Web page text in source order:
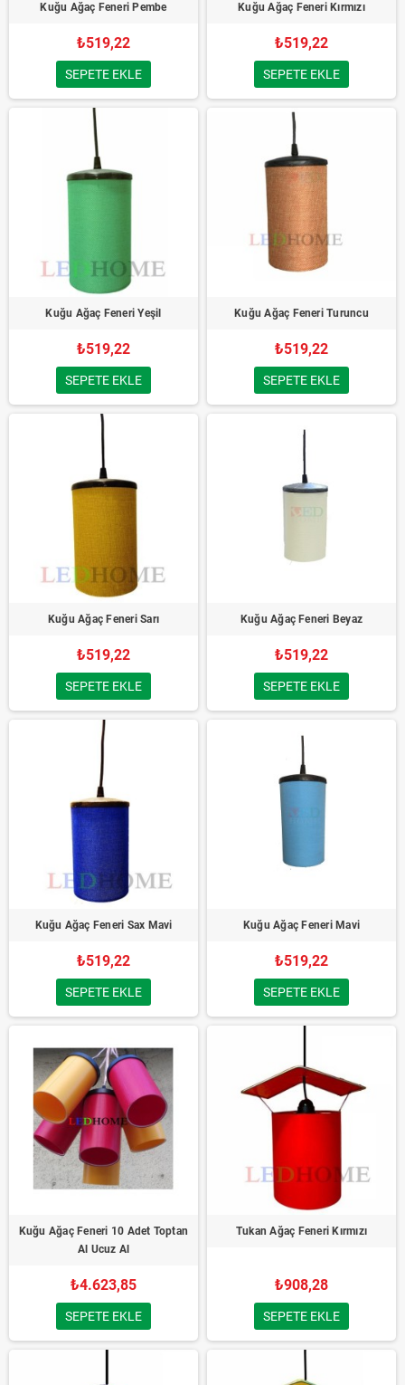
Kuğu Ağaç Feneri Pembe
₺519,22
SEPETE EKLE
Kuğu Ağaç Feneri Kırmızı
₺519,22
SEPETE EKLE
Kuğu Ağaç Feneri Yeşil
₺519,22
SEPETE EKLE
Kuğu Ağaç Feneri Turuncu
₺519,22
SEPETE EKLE
Kuğu Ağaç Feneri Sarı
₺519,22
SEPETE EKLE
Kuğu Ağaç Feneri Beyaz
₺519,22
SEPETE EKLE
Kuğu Ağaç Feneri Sax Mavi
₺519,22
SEPETE EKLE
Kuğu Ağaç Feneri Mavi
₺519,22
SEPETE EKLE
Kuğu Ağaç Feneri 10 Adet Toptan
Al Ucuz Al
₺4.623,85
SEPETE EKLE
Tukan Ağaç Feneri Kırmızı
₺908,28
SEPETE EKLE